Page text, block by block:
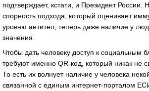
подтверждает, кстати, и Президент России.
спорность подхода, который оценивает
уровню антител, теперь даже наличие у
значения.
Чтобы дать человеку доступ к социальным
требуют именно QR-код, который никак не
То есть их волнует наличие у человека
связанной с единым интернет-порталом